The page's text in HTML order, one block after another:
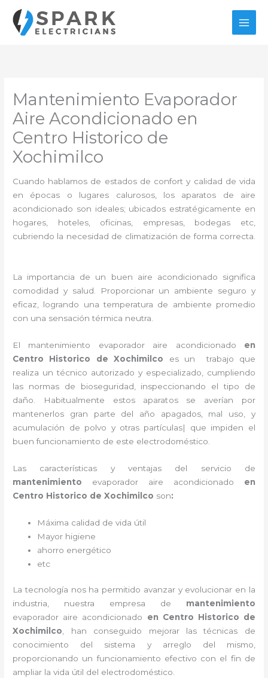
contenido
Mantenimiento Evaporador
Aire Acondicionado en
Centro Historico de
Xochimilco
Cuando hablamos de estados de confort y calidad de vida
en épocas o lugares calurosos, los aparatos de aire
acondicionado son ideales; ubicados estratégicamente en
hogares, hoteles, oficinas, empresas, bodegas etc,
cubriendo la necesidad de climatización de forma correcta.
La importancia de un buen aire acondicionado significa
comodidad y salud. Proporcionar un ambiente seguro y
eficaz, logrando una temperatura de ambiente promedio
con una sensación térmica neutra.
El mantenimiento evaporadoraire acondicionado en
Centro Historico de Xochimilco
es un
trabajo que
realiza un técnico autorizado y especializado, cumpliendo
las normas de bioseguridad, inspeccionando el tipo de
daño. Habitualmente estos aparatos se averían por
mantenerlos gran parte del año apagados, mal uso, y
acumulación de polvo y otras partículas| que impiden el
buen funcionamiento de este electrodoméstico.
Las características y ventajas del servicio de
mantenimiento evaporador aire acondicionado en
Centro Historico de Xochimilco son:
Máxima calidad de vida útil
Mayor higiene
ahorro energético
etc
La tecnología nos ha permitido avanzar y evolucionar en la
industria, nuestra empresa de mantenimiento
evaporador aire acondicionado en Centro Historico de
Xochimilco, han conseguido mejorar las técnicas de
conocimiento del sistema y arreglo del mismo,
proporcionando un funcionamiento efectivo con el fin de
ampliar la vida útil del electrodoméstico.